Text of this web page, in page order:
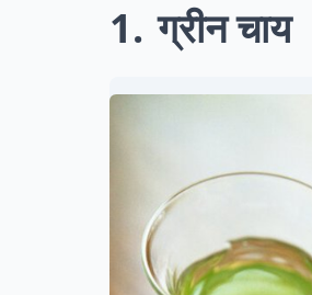
1 ग्रीन चाय